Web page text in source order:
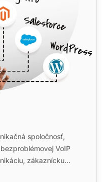
spoločnosť,
VoIP
zákaznícku